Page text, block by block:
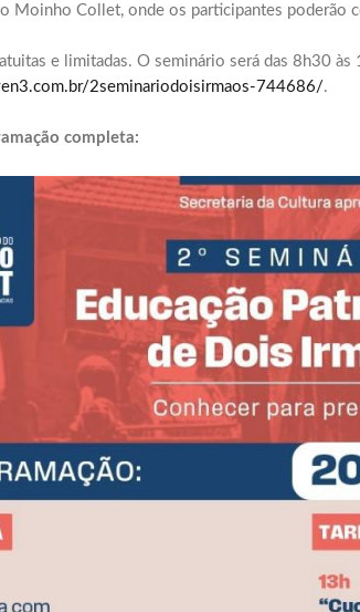
Moinho Collet, onde os participantes poderão
e limitadas. O seminário será das 8h30
2seminariodoisirmaos-744686/.
completa: